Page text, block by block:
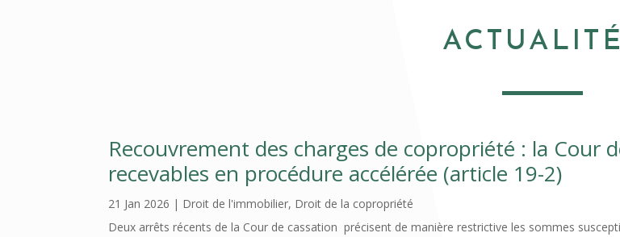
Recouvrement des charges de copropriété : la Cour
recevables en procédure accélérée (article 19-2)
21 Jan 2026 | Droit de l'immobilier, Droit de la copropriété
Deux arrêts récents de la Cour de cassation précisent de manière restrictive les sommes